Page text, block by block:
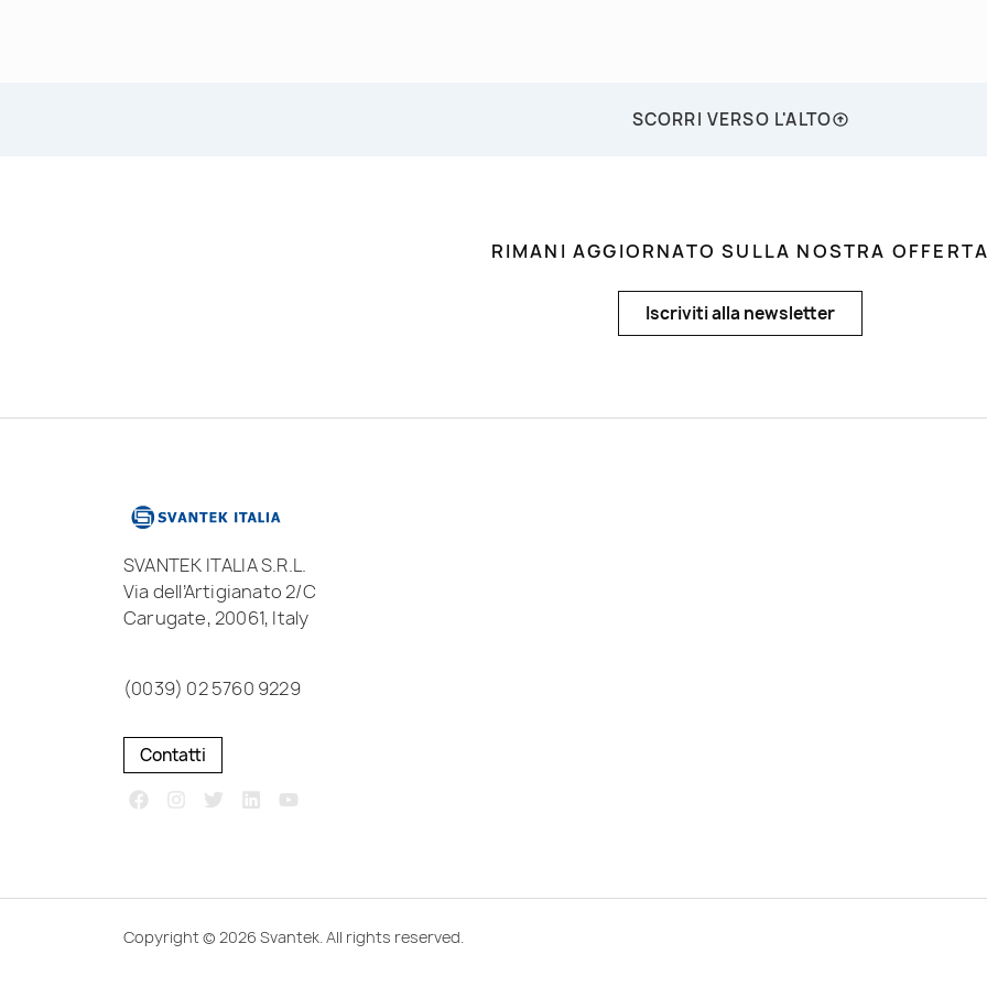
SCORRI VERSO L'ALTO
RIMANI AGGIORNATO SULLA NOSTRA
Iscriviti alla newsletter
SVANTEK ITALIA S.R.L.
Via dell’Artigianato 2/C
Carugate, 20061, Italy
(0039) 02 5760 9229
Contatti
Copyright © 2026 Svantek. All rights reserved.